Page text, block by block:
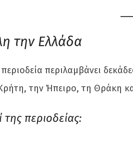
την Ελλάδα
περιλαμβάνει
την Ήπειρο, τη Θράκη
της περιοδείας: